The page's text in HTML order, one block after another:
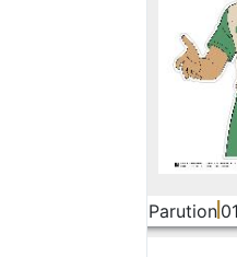
Parution